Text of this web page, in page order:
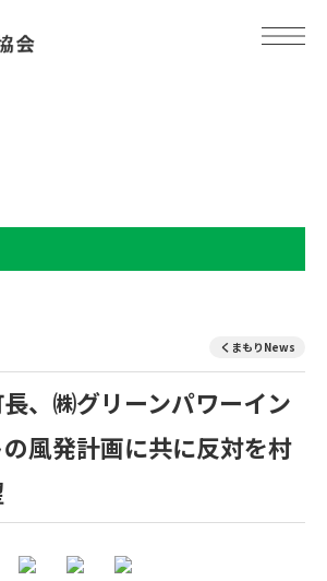
くまもりNews
、㈱グリーンパワーイン
風発計画に共に反対を村